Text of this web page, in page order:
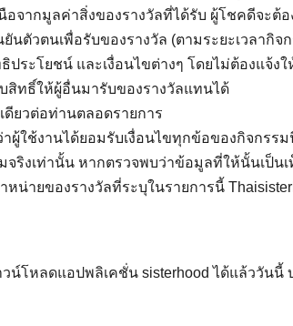
จากมูลค่าสิ่งของรางวัลที่ได้รับ ผู้โชคดีจะต้อ
นตัวตนเพื่อรับของรางวัล (ตามระยะเวลา
ระโยชน์ และเงื่อนไขต่างๆ โดยไม่ต้องแจ้ง
สิทธิ์ให้ผู้อื่นมารับของรางวัลแทนได้
ดียวต่อท่านตลอดรายการ
ผู้ใช้งานได้ยอมรับเงื่อนไขทุกข้อของกิจก
ริงเท่านั้น หากตรวจพบว่าข้อมูลที่ให้นั้นเป็
ำหน่ายของรางวัลที่ระบุในรายการนี้
โหลดแอปพลิเคชั่น sisterhood ได้แล้ววันนี้